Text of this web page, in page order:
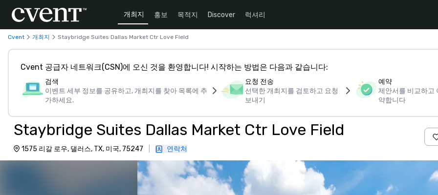
개최지 홍보 목적지 Discover 럭셔리
Cvent 개최지 Staybridge Suites Dallas Market Ctr Love Field
Cvent 공급자 네트워크(CSN)에 오신 것을 환영합니다! 시작하는 방법은 다음과 같습니다:
검색
이벤트 세부 정보를 공유하고, 개최지를 찾아 목록에 추
가하세요.
요청 전송
선택한 개최지를 검토하고 요청
보내기
예약
제안서를 비교하고
약합니다
Staybridge Suites Dallas Market Ctr Love Field
1575 리갈 로우, 댈러스, TX, 미국, 75247 연락처